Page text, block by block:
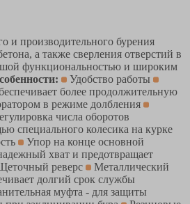
и производительного бурения
а также сверления отверстий в
функциональностью и широким
Удобство работы
более продолжительную
в режиме долбления
числа оборотов
специального колесика на курке
Упор на конце основной
хват и предотвращает
реверс
Металлический
долгий срок службы
муфта - для защиты